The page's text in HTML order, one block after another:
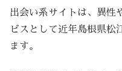
出会い系サイトは、異性
ビスとして近年島根県松
ます。